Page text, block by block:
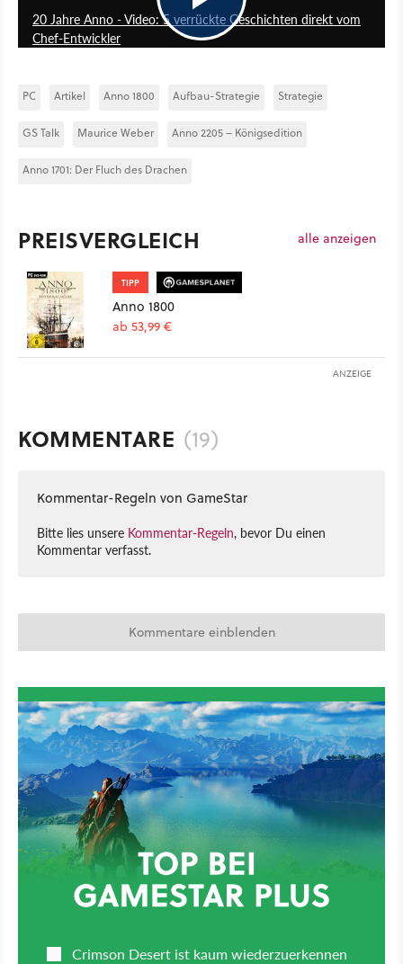
20 Jahre Anno - Video: 5 verrückte Geschichten direkt vom
Chef-Entwickler
PC Artikel Anno 1800 Aufbau-Strategie Strategie
GS Talk Maurice Weber Anno 2205 – Königsedition
Anno 1701: Der Fluch des Drachen
PREISVERGLEICH alle anzeigen
TIPP
Anno 1800
ab 53,99 €
ANZEIGE
KOMMENTARE (19)
Kommentar-Regeln von GameStar
Bitte lies unsere Kommentar-Regeln, bevor Du einen
Kommentar verfasst.
Kommentare einblenden